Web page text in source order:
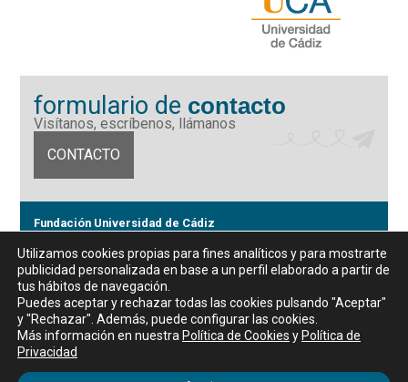
formulario de contacto
Visítanos, escríbenos, llámanos
CONTACTO
Fundación Universidad de Cádiz
CIF: G11442167
956 07 03 70 / 72
Horario de atención al público
De lunes a viernes, de 9 a 14 horas
Utilizamos cookies propias para fines analíticos y para mostrarte
publicidad personalizada en base a un perfil elaborado a partir de
tus hábitos de navegación.
Puedes aceptar y rechazar todas las cookies pulsando "Aceptar"
y "Rechazar". Además, puede configurar las cookies.
Más información en nuestra Política de Cookies y Política de
Privacidad